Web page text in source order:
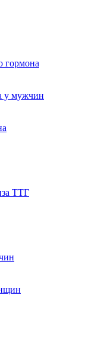
гормона
у мужчин
ТТГ